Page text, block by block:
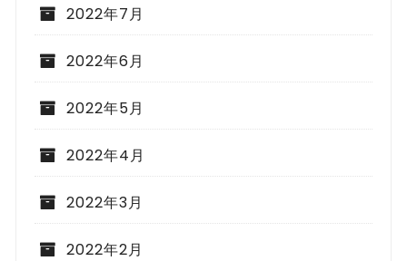
2022年7月
2022年6月
2022年5月
2022年4月
2022年3月
2022年2月